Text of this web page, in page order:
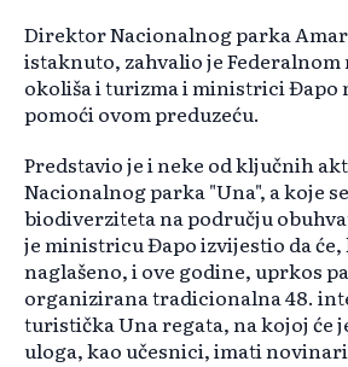
Direktor Nacionalnog parka
istaknuto, zahvalio je
okoliša i turizma i ministrici
pomoći ovom preduzeću.
Predstavio je i neke od ključnih
Nacionalnog parka "Una", a koje
biodiverziteta na području
je ministricu Đapo izvijestio da će,
naglašeno, i ove godine, uprkos
organizirana tradicionalna 48.
turistička Una regata, na kojoj će
uloga, kao učesnici, imati